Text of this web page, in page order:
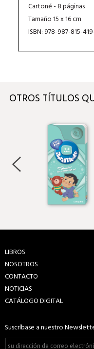
Cartoné - 8 páginas
Tamaño 15 x 16 cm
ISBN: 978-987-815-
OTROS TÍTULOS
LIBROS
NOSOTROS
CONTACTO
NOTICIAS
CATÁLOGO DIGITAL
Suscríbase a nuestro